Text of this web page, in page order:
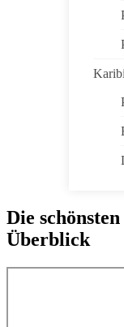
Die
Überblick